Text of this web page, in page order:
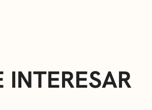
INTERESAR